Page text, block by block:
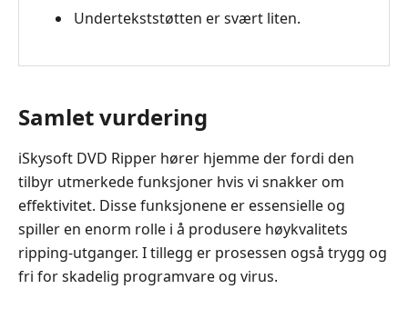
Undertekststøtten er svært liten.
Samlet vurdering
iSkysoft DVD Ripper hører hjemme der fordi den
tilbyr utmerkede funksjoner hvis vi snakker om
effektivitet. Disse funksjonene er essensielle og
spiller en enorm rolle i å produsere høykvalitets
ripping-utganger. I tillegg er prosessen også trygg og
fri for skadelig programvare og virus.